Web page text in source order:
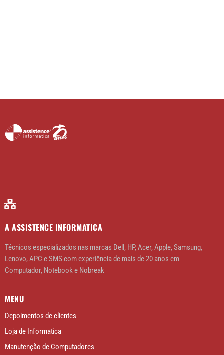
A ASSISTENCE INFORMATICA
Técnicos especializados nas marcas Dell, HP, Acer, Apple, Samsung,
Lenovo, APC e SMS com experiência de mais de 20 anos em
Computador, Notebook e Nobreak
MENU
Depoimentos de clientes
Loja de Informatica
Manutenção de Computadores